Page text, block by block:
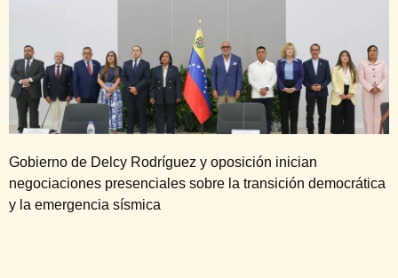
Gobierno de Delcy Rodríguez y oposición inician
negociaciones presenciales sobre la transición democrática
y la emergencia sísmica